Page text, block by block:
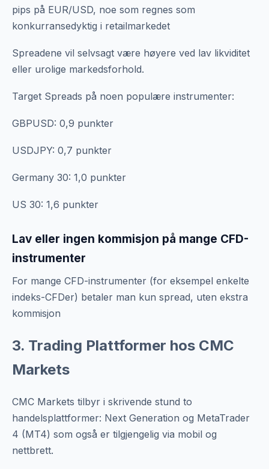
pips på EUR/USD, noe som regnes som
konkurransedyktig i retailmarkedet
Spreadene vil selvsagt være høyere ved lav likviditet
eller urolige markedsforhold.
Target Spreads på noen populære instrumenter:
GBPUSD: 0,9 punkter
USDJPY: 0,7 punkter
Germany 30: 1,0 punkter
US 30: 1,6 punkter
Lav eller ingen kommisjon på mange CFD-
instrumenter
For mange CFD-instrumenter (for eksempel enkelte
indeks-CFDer) betaler man kun spread, uten ekstra
kommisjon
3. Trading Plattformer hos CMC
Markets
CMC Markets tilbyr i skrivende stund to
handelsplattformer: Next Generation og MetaTrader
4 (MT4) som også er tilgjengelig via mobil og
nettbrett.